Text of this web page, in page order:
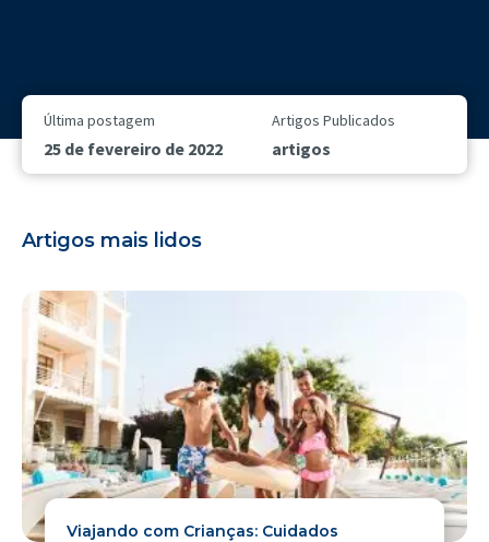
Última postagem
25 de fevereiro de 2022
Artigos Publicados
artigos
Artigos mais lidos
Viajando com Crianças: Cuidados